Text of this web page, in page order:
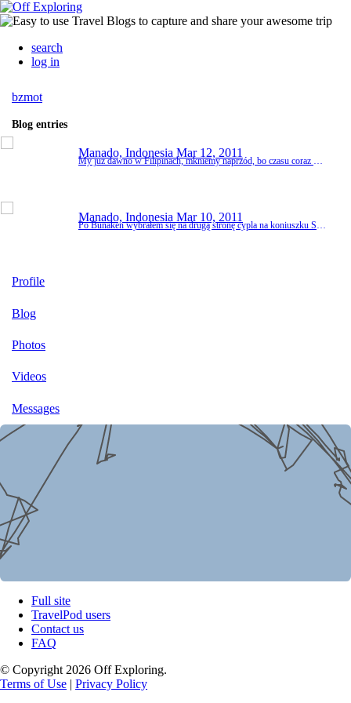
search
log in
bzmot
Blog entries
Manado, Indonesia Mar 12, 2011
Manado, Indonesia Mar 10, 2011
Po Bunaken wybrałem się na drugą stronę cypla na koniuszku Sulawesi, żeby zanurkować w cieśninie Lembeh. To tzw. nurkowanie mułowe, bo poza piaskiem praktycznie na dnie nic nie ma (rafy są niewielkie i b. rzadkie). Całość przypomina wielki pas startowy. A jednak Lembeh ściąga tysiące nurków, szczególnie fotografów, którzy każdego dnia przeczesują piach w poszukiwaniu najdziwn...
Profile
Blog
Photos
Videos
Messages
Full site
TravelPod users
Contact us
FAQ
© Copyright 2026 Off Exploring.
Terms of Use | Privacy Policy